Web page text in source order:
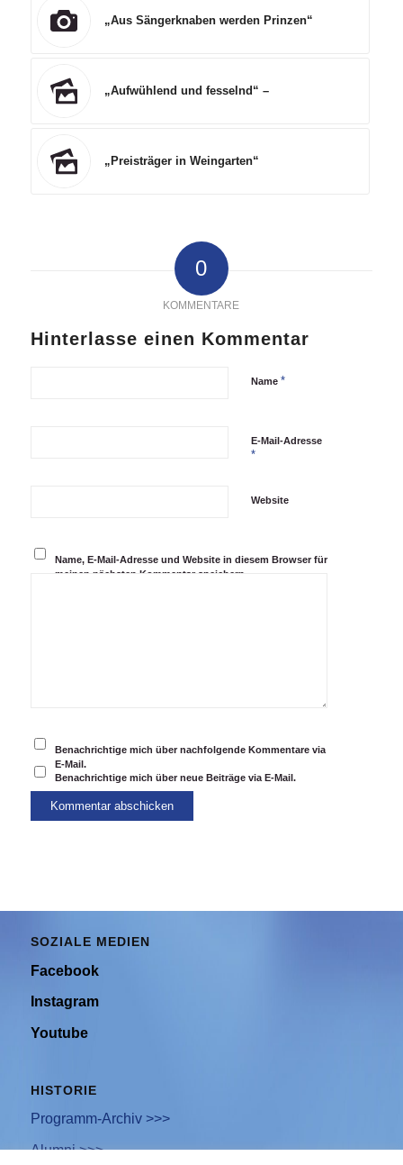
„Aus Sängerknaben werden Prinzen“
„Aufwühlend und fesselnd“ –
„Preisträger in Weingarten“
0
KOMMENTARE
Hinterlasse einen Kommentar
Name *
E-Mail-Adresse
*
Website
Name, E-Mail-Adresse und Website in diesem Browser für
meinen nächsten Kommentar speichern.
Benachrichtige mich über nachfolgende Kommentare via
E-Mail.
Benachrichtige mich über neue Beiträge via E-Mail.
SOZIALE MEDIEN
Facebook
Instagram
Youtube
HISTORIE
Programm-Archiv >>>
Alumni >>>